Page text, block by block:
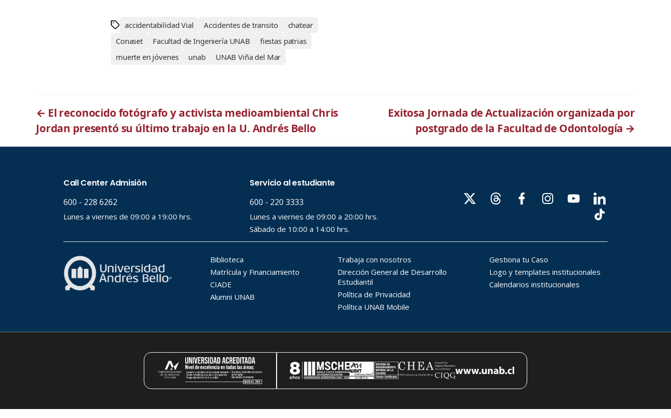
accidentabilidad Vial Accidentes de transito
chatear
Conaset
Facultad de Ingeniería UNAB
fiestas patrias
muerte en jóvenes
unab UNAB Viña del Mar
← El reconocido fotógrafo y activista medioambiental Chris
Jordan presentó su último trabajo en la U. Andrés Bello
Exitosa Jornada de Actualización organizada por
postgrado de la Facultad de Odontología →